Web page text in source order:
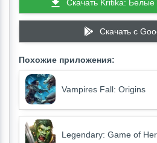
Скачать Kritika:
Скачать c
Похожие приложения:
Vampires Fall: Origins
Legendary: Game of